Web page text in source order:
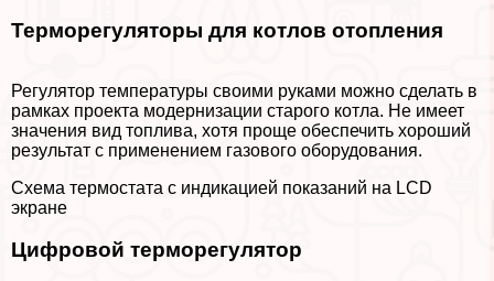
Терморегуляторы для котлов отопления
Регулятор температуры своими руками можно сделать в
рамках проекта модернизации старого котла. Не имеет
значения вид топлива, хотя проще обеспечить хороший
результат с применением газового оборудования.
Схема термостата с индикацией показаний на LCD
экране
Цифровой терморегулятор